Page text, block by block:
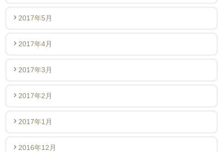
2017年5月
2017年4月
2017年3月
2017年2月
2017年1月
2016年12月